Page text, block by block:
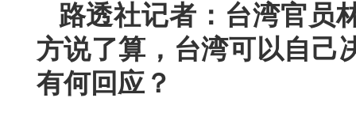
路透社记者：台湾官员
方说了算，台湾可以自己
有何回应？